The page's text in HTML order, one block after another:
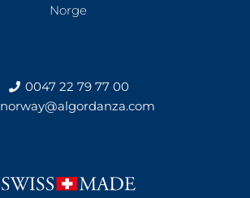
Norge
0047 22 79 77 00
norway@algordanza.com